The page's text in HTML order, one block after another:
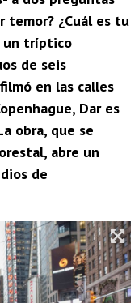
temor? ¿Cuál es tu
un tríptico
de seis
en las calles
Dar es
obra, que se
abre un
de